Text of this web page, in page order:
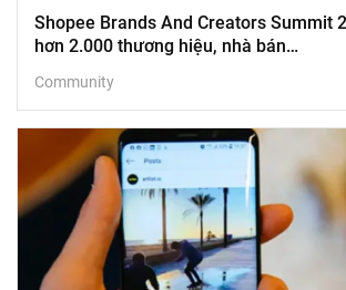
Shopee Brands And Creators Summit
hơn 2.000 thương hiệu, nhà bán…
Community